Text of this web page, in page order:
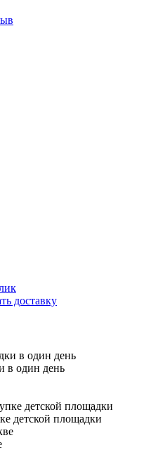
доставку
в один день
детской площадки